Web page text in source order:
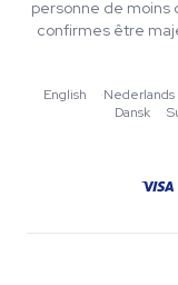
Politique de
Rédacteurs
Outils & Calculateurs
personne de moins
confirmes être
English
·Nederlands
Dansk
·